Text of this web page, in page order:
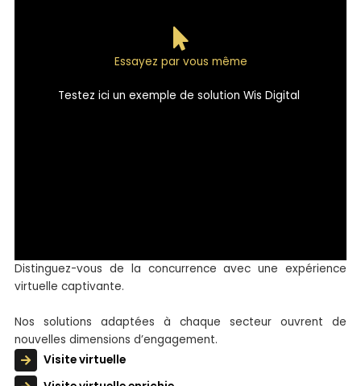
Distinguez-vous de la concurrence avec une expérience
virtuelle captivante.
Nos solutions adaptées à chaque secteur ouvrent de
nouvelles dimensions d’engagement.
Visite virtuelle
Essayez par vous même
Testez ici un exemple de solution Wis Digital